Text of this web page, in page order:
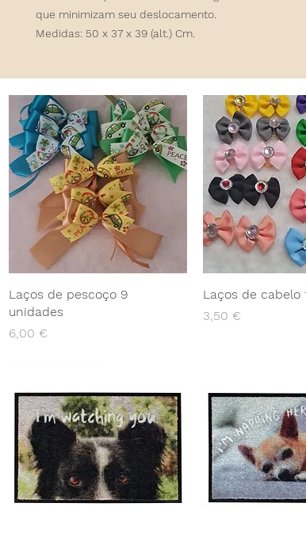
que minimizam seu deslocamento.
Medidas: 50 x 37 x 39 (alt.) Cm.
Laços de pescoço 9
unidades
Preço
6,00 €
Laços de cabelo
Preço
3,50 €